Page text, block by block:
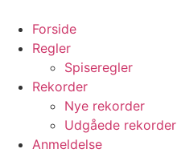
indhold
Forside
Regler
Spiseregler
Rekorder
Nye rekorder
Udgåede rekorder
Anmeldelse